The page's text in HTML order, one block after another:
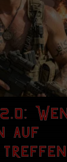
auf
treffen